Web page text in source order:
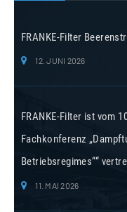
FRANKE-Filter
12. JUNI 2026
FRANKE-Filter ist vom
Fachkonferenz
Betriebsregimes““
11. MAI 2026